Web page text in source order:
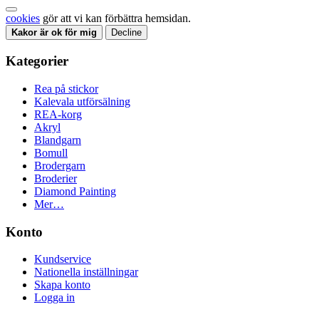
cookies gör att vi kan förbättra hemsidan.
Kakor är ok för mig Decline
Kategorier
Rea på stickor
Kalevala utförsälning
REA-korg
Akryl
Blandgarn
Bomull
Brodergarn
Broderier
Diamond Painting
Mer…
Konto
Kundservice
Nationella inställningar
Skapa konto
Logga in